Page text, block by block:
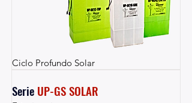
Ciclo Profundo Solar
Serie UP-GS SOLAR